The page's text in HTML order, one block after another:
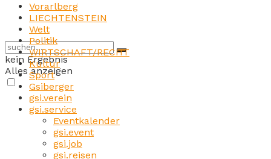
kein Ergebnis
Alles anzeigen
Vorarlberg
LIECHTENSTEIN
Welt
Politik
WIRTSCHAFT/RECHT
Kultur
Sport
Gsiberger
gsi.verein
gsi.service
Eventkalender
gsi.event
gsi.job
gsi.reisen